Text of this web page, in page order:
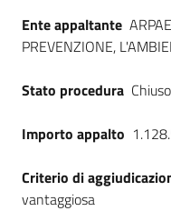
Ente appaltante
PREVENZIONE,
Stato procedura Chiuso
Importo appalto
Criterio di
vantaggiosa